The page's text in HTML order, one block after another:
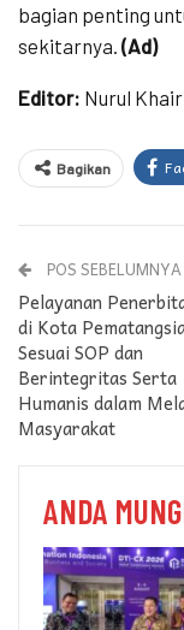
bagian penting
sekitarnya. (Ad)
Editor: Nurul
Bagikan
POS SEBELUMNYA
Pelayanan
di Kota
Sesuai SOP dan
Berintegritas Serta
Humanis dalam
Masyarakat
ANDA